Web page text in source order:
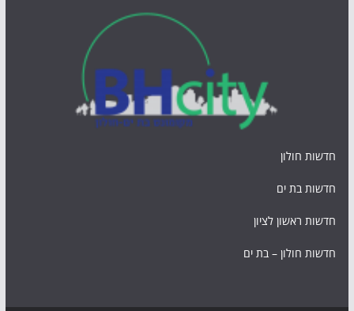
חדשות חולון
חדשות בת ים
חדשות ראשון לציון
חדשות חולון – בת ים